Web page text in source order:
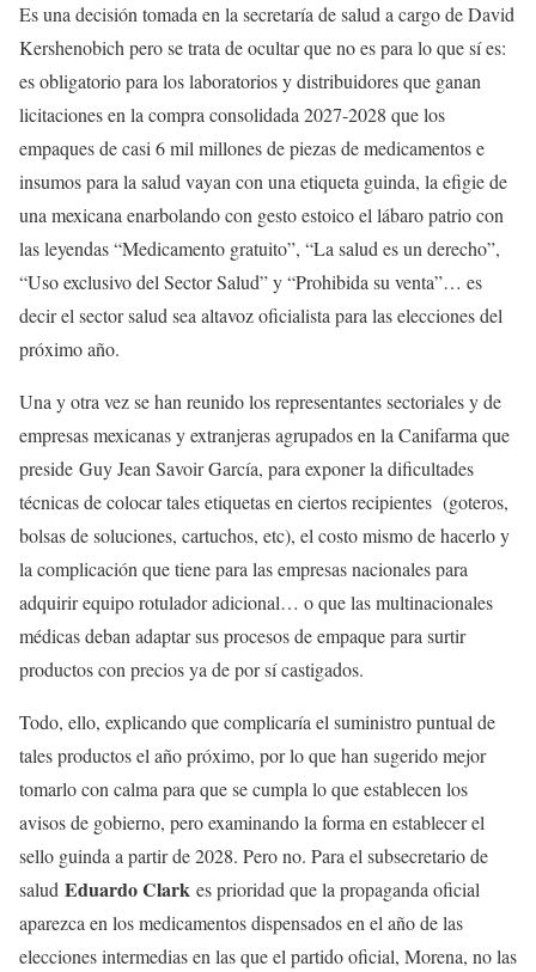
Es una decisión tomada en la secretaría de salud a cargo de David
Kershenobich pero se trata de ocultar que no es para lo que sí es:
es obligatorio para los laboratorios y distribuidores que ganan
licitaciones en la compra consolidada 2027-2028 que los
empaques de casi 6 mil millones de piezas de medicamentos e
insumos para la salud vayan con una etiqueta guinda, la efigie de
una mexicana enarbolando con gesto estoico el lábaro patrio con
las leyendas “Medicamento gratuito”, “La salud es un derecho”,
“Uso exclusivo del Sector Salud” y “Prohibida su venta”… es
decir el sector salud sea altavoz oficialista para las elecciones del
próximo año.
Una y otra vez se han reunido los representantes sectoriales y de
empresas mexicanas y extranjeras agrupados en la Canifarma que
preside Guy Jean Savoir García, para exponer la dificultades
técnicas de colocar tales etiquetas en ciertos recipientes (goteros,
bolsas de soluciones, cartuchos, etc), el costo mismo de hacerlo y
la complicación que tiene para las empresas nacionales para
adquirir equipo rotulador adicional… o que las multinacionales
médicas deban adaptar sus procesos de empaque para surtir
productos con precios ya de por sí castigados.
Todo, ello, explicando que complicaría el suministro puntual de
tales productos el año próximo, por lo que han sugerido mejor
tomarlo con calma para que se cumpla lo que establecen los
avisos de gobierno, pero examinando la forma en establecer el
sello guinda a partir de 2028. Pero no. Para el subsecretario de
salud Eduardo Clark es prioridad que la propaganda oficial
aparezca en los medicamentos dispensados en el año de las
elecciones intermedias en las que el partido oficial, Morena, no las